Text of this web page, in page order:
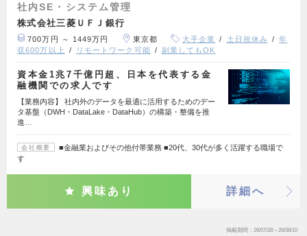
社内SE・システム管理
株式会社三菱ＵＦＪ銀行
700万円 ～ 1449万円 東京都 大手企業 土日祝休み
年
収600万以上
リモートワーク可能 副業してもOK
資本金1兆7千億円超、日本を代表する金
融機関での求人です
【業務内容】 社内外のデータを最適に活用するためのデー
タ基盤（DWH・DataLake・DataHub）の構築・整備を推
進…
会社概要
■金融業およびその他付帯業務 ■20代、30代が多く活躍する職場で
す
興味あり 詳細へ
掲載期間 26/07/28～26/08/10